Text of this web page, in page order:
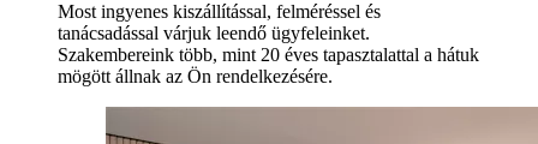
Most ingyenes kiszállítással, felméréssel és
tanácsadással várjuk leendő ügyfeleinket.
Szakembereink több, mint 20 éves tapasztalattal a hátuk
mögött állnak az Ön rendelkezésére.